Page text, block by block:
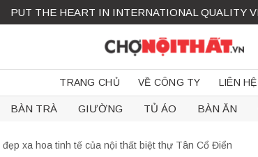
PUT THE HEART IN INTERNATIONAL QUALITY
TRANG CHỦ VỀ CÔNG TY
LIÊN HỆ
BÀN TRÀ GIƯỜNG TỦ ÁO BÀN ĂN
đẹp xa hoa tinh tế của nội thất biệt thự Tân Cổ Điển